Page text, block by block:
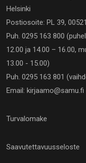
Helsinki
Postiosoite: PL 39,
Puh. 0295 163 800
12.00 ja 14.00 – 16.00,
13.00 - 15.00)
Puh. 0295 163 801
Email: kirjaamo@samu.fi
Turvalomake
Saavutettavuusseloste